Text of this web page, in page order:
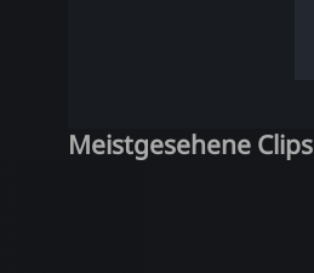
Meistgesehene Clips